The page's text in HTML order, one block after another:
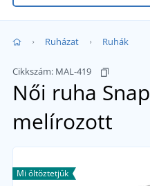
Ruházat Ruhák
Cikkszám: MAL-419
Női ruha Snap
melírozott
Mi öltöztetjük